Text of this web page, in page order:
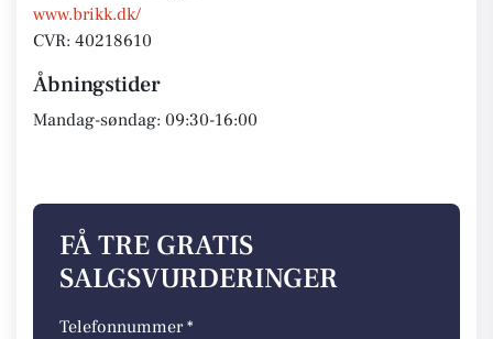
www.brikk.dk/
CVR: 40218610
Åbningstider
Mandag-søndag: 09:30-16:00
FÅ TRE GRATIS
SALGSVURDERINGER
Telefonnummer *